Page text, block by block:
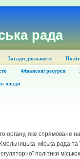
рада
Засади діяльності
Фінансові ресурси
влади
органу, яке спрямоване
міська рада та
політики